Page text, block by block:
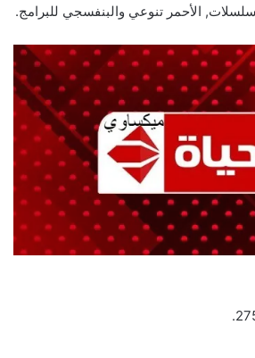
الأحمر تنوعي والبنفسجي للبرامج.